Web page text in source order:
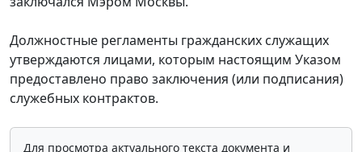
Должностные регламенты гражданских служащих
утверждаются лицами, которым настоящим Указом
предоставлено право заключения (или подписания)
служебных контрактов.
Для просмотра актуального текста документа и